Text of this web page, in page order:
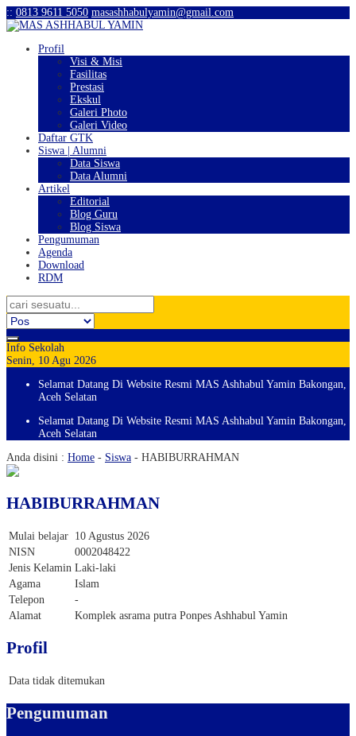
:: 0813 9611 5050 masashhabulyamin@gmail.com
Profil
Visi & Misi
Fasilitas
Prestasi
Ekskul
Galeri Photo
Galeri Video
Daftar GTK
Siswa | Alumni
Data Siswa
Data Alumni
Artikel
Editorial
Blog Guru
Blog Siswa
Pengumuman
Agenda
Download
RDM
Info Sekolah
Senin, 10 Agu 2026
Selamat Datang Di Website Resmi MAS Ashhabul Yamin Bakongan,
Aceh Selatan
Selamat Datang Di Website Resmi MAS Ashhabul Yamin Bakongan,
Aceh Selatan
Anda disini : Home - Siswa - HABIBURRAHMAN
HABIBURRAHMAN
Mulai belajar 10 Agustus 2026
NISN
0002048422
Jenis Kelamin Laki-laki
Agama
Islam
Telepon
-
Alamat
Komplek asrama putra Ponpes Ashhabul Yamin
Profil
Data tidak ditemukan
Pengumuman